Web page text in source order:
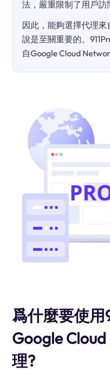
法，嚴重限制了用戶訪
因此，能夠選擇代理來
說是至關重要的。
自Google Cloud
爲什麼要使用
Google
理?